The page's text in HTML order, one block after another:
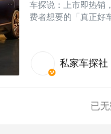
车探说：上市即热销
费者想要的「真正好
私家车探社
已